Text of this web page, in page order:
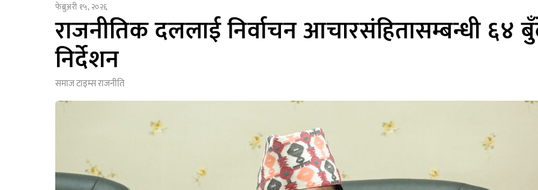
फेब्रुअरी १५, २०२६
राजनीतिक दललाई निर्वाचन आचारसंहितासम्बन्धी ६४
निर्देशन
समाज टाइम्सराजनीति